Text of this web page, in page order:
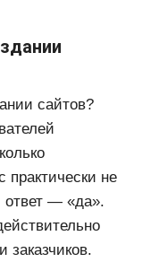
сайтов?
практически не
ответ — «да».
заказчиков.